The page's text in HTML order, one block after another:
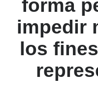
forma
impedir
los